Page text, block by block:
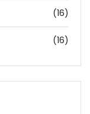
(16)
(16)